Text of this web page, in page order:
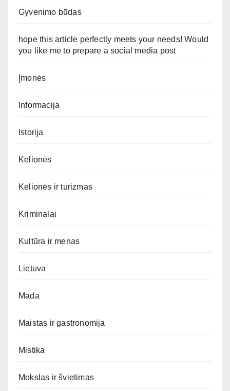
Gyvenimo būdas
hope this article perfectly meets your needs! Would
you like me to prepare a social media post
Įmonės
Informacija
Istorija
Kelionės
Kelionės ir turizmas
Kriminalai
Kultūra ir menas
Lietuva
Mada
Maistas ir gastronomija
Mistika
Mokslas ir švietimas